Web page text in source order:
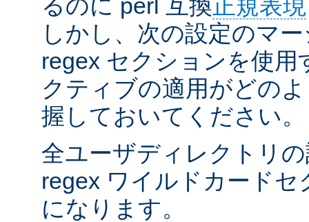
るのに perl 互換正規表現
しかし、次の設定のマ
regex セクションを使
クティブの適用がどの
握しておいてください。
全ユーザディレクトリ
regex ワイルドカード
になります。